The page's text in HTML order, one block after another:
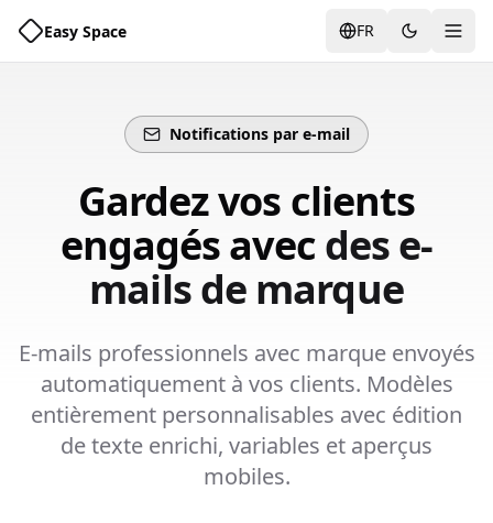
Easy Space FR
Notifications par e-mail
Gardez vos clients
engagés avecdes e-
mails de marque
E-mails professionnels avec marque envoyés
automatiquement à vos clients. Modèles
entièrement personnalisables avec édition
de texte enrichi, variables et aperçus
mobiles.